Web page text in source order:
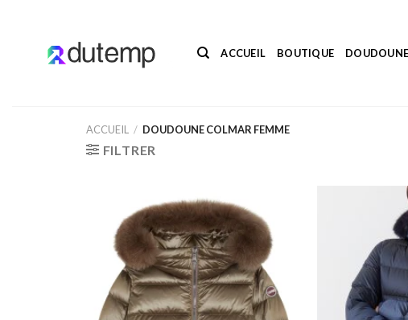
ACCUEIL BOUTIQUE
ACCUEIL / DOUDOUNE COLMAR FEMME
FILTRER